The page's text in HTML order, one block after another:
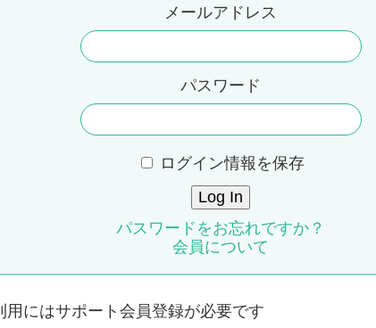
メールアドレス
パスワード
ログイン情報を保存
パスワードをお忘れですか？
会員について
用にはサポート会員登録が必要です